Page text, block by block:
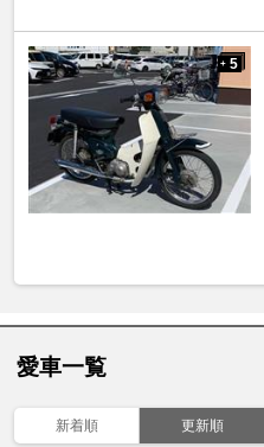
+ 5
愛車一覧
新着順 更新順